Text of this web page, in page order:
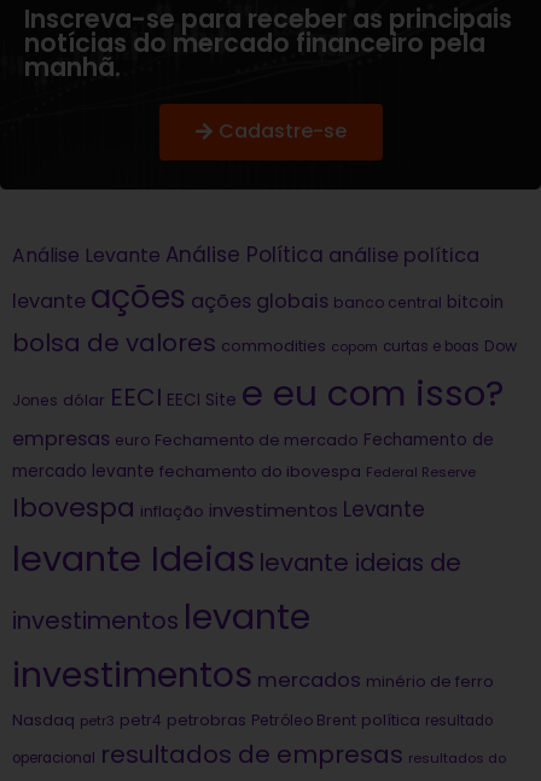
Inscreva-se para receber as principais
notícias do mercado financeiro pela
manhã.
Cadastre-se
Análise Levante Análise Política análise política
levante ações ações globais banco central bitcoin
bolsa de valores commodities copom curtas e boas Dow
Jones dólar EECI EECI Site e eu com isso?
empresas euro Fechamento de mercado Fechamento de
mercado levante fechamento do ibovespa Federal Reserve
Ibovespa inflação investimentos Levante
levante Ideias levante ideias de
investimentos levante
investimentos mercados minério de ferro
Nasdaq petr3 petr4 petrobras Petróleo Brent política resultado
operacional resultados de empresas resultados do